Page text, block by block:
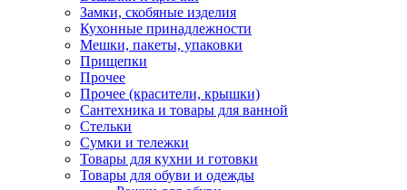
Замки, скобяные изделия
Кухонные принадлежности
Мешки, пакеты, упаковки
Прищепки
Прочее
Прочее (красители, крышки)
Сантехника и товары для ванной
Стельки
Сумки и тележки
Товары для кухни и готовки
Товары для обуви и одежды